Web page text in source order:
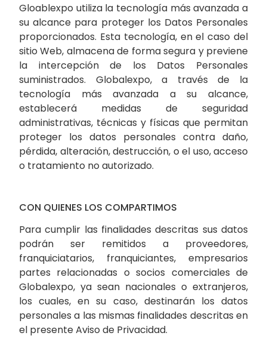
Gloablexpo utiliza la tecnología más avanzada a
su alcance para proteger los Datos Personales
proporcionados. Esta tecnología, en el caso del
sitio Web, almacena de forma segura y previene
la intercepción de los Datos Personales
suministrados. Globalexpo, a través de la
tecnología más avanzada a su alcance,
establecerá medidas de seguridad
administrativas, técnicas y físicas que permitan
proteger los datos personales contra daño,
pérdida, alteración, destrucción, o el uso, acceso
o tratamiento no autorizado.
CON QUIENES LOS COMPARTIMOS
Para cumplir las finalidades descritas sus datos
podrán ser remitidos a proveedores,
franquiciatarios, franquiciantes, empresarios
partes relacionadas o socios comerciales de
Globalexpo, ya sean nacionales o extranjeros,
los cuales, en su caso, destinarán los datos
personales a las mismas finalidades descritas en
el presente Aviso de Privacidad.